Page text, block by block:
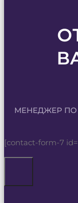
МЕНЕДЖЕР ПО
[contact-form-7